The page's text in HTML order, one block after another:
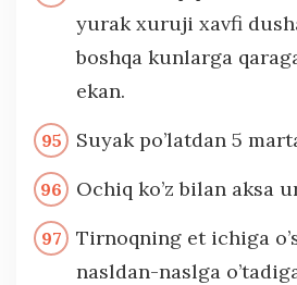
yurak xuruji xavfi
boshqa kunlarga
ekan.
Suyak po’latdan 5
Ochiq ko’z bilan aksa
Tirnoqning et ichiga
nasldan-naslga